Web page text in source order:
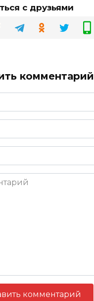
с друзьями
комментарий